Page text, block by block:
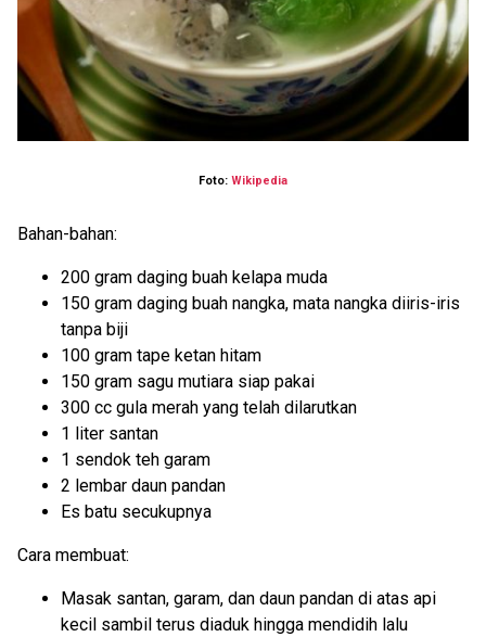
Foto: Wikipedia
Bahan-bahan:
200 gram daging buah kelapa muda
150 gram daging buah nangka, mata nangka diiris-iris
tanpa biji
100 gram tape ketan hitam
150 gram sagu mutiara siap pakai
300 cc gula merah yang telah dilarutkan
1 liter santan
1 sendok teh garam
2 lembar daun pandan
Es batu secukupnya
Cara membuat:
Masak santan, garam, dan daun pandan di atas api
kecil sambil terus diaduk hingga mendidih lalu